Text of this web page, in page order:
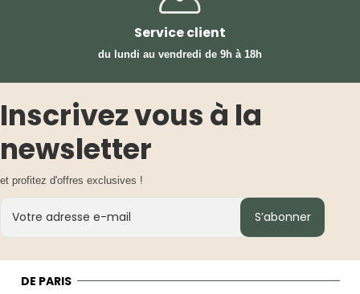
Service client
du lundi au vendredi de 9h à 18h
Inscrivez vous à la
newsletter
et profitez d'offres exclusives !
S’abonner
DE PARIS